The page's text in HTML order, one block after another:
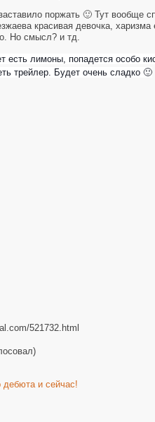
поржать 🙂 Тут вообще
красивая девочка, харизма
Но смысл? и тд.
есть лимоны, попадется особо
трейлер. Будет очень сладко 🙂
521732.html
дебюта и сейчас!